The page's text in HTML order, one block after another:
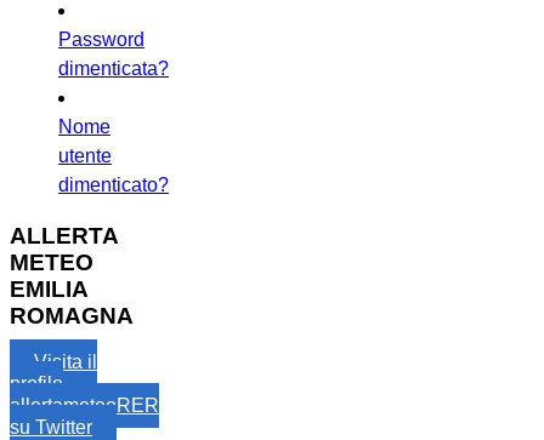
Password
dimenticata?
Nome
utente
dimenticato?
ALLERTA
METEO
EMILIA
ROMAGNA
Visita il
profilo
allertameteoRER
su Twitter